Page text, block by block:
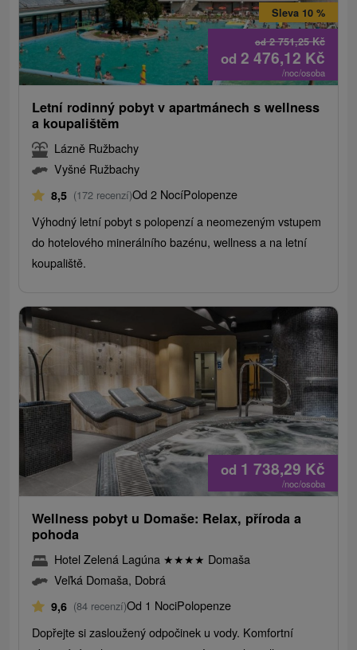
od2 751,25Kč
Sleva 10 %
od 2 476,12 Kč
/noc/osoba
Letní rodinný pobyt v apartmánech s wellness
a koupalištěm
Lázně Ružbachy
Vyšné Ružbachy
8,5 (172 recenzí)Od 2 NocíPolopenze
Výhodný letní pobyt s polopenzí a neomezeným vstupem
do hotelového minerálního bazénu, wellness a na letní
koupaliště.
od 1 738,29 Kč
/noc/osoba
Wellness pobyt u Domaše: Relax, příroda a
pohoda
Hotel Zelená Lagúna ★★★★ Domaša
Veľká Domaša, Dobrá
9,6 (84 recenzí)Od 1 NociPolopenze
Dopřejte si zasloužený odpočinek u vody. Komfortní